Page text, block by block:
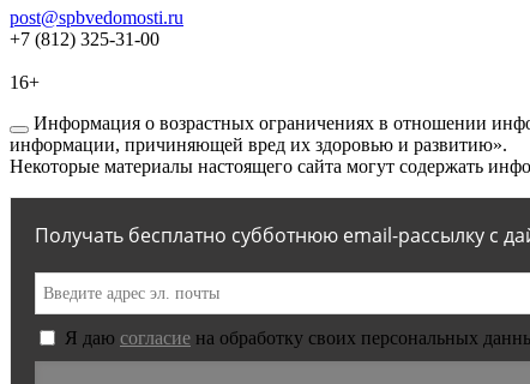
post@spbvedomosti.ru
+7 (812) 325-31-00
16+
Информация о возрастных ограничениях в отношении
информации, причиняющей вред их здоровью и развитию».
Некоторые материалы настоящего сайта могут содержать
Получать бесплатно субботнюю email-рассылку с
Я даю согласие на обработку своих персональных